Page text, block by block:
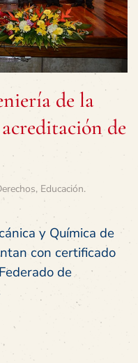
de la
de
, Educación.
y Química de
con certificado
de